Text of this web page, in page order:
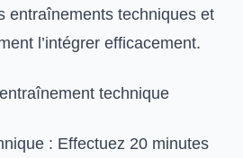
entraînements techniques et
l’intégrer efficacement.
technique
: Effectuez 20 minutes